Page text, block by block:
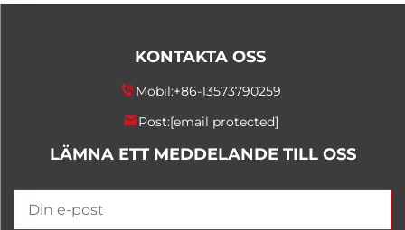
KONTAKTA OSS
Mobil:+86-13573790259
Post:[email protected]
LÄMNA ETT MEDDELANDE TILL OSS